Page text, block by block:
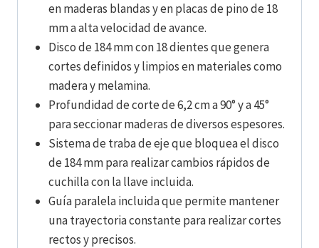
en maderas blandas y en placas de pino de 18
mm a alta velocidad de avance.
Disco de 184 mm con 18 dientes que genera
cortes definidos y limpios en materiales como
madera y melamina.
Profundidad de corte de 6,2 cm a 90° y a 45°
para seccionar maderas de diversos espesores.
Sistema de traba de eje que bloquea el disco
de 184 mm para realizar cambios rápidos de
cuchilla con la llave incluida.
Guía paralela incluida que permite mantener
una trayectoria constante para realizar cortes
rectos y precisos.